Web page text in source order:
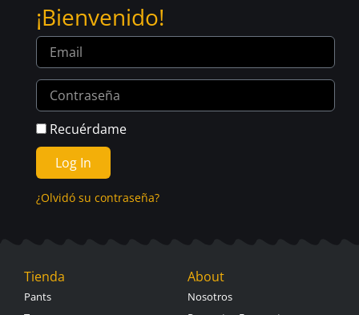
¡Bienvenido!
Recuérdame
Log In
¿Olvidó su contraseña?
Tienda
Pants
About
Nosotros